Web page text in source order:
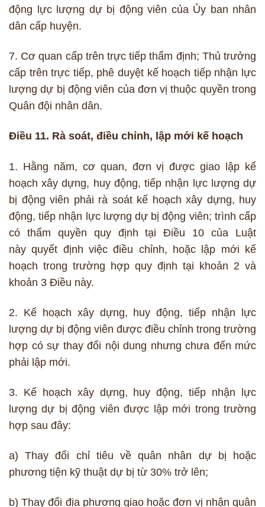
động lực lượng dự bị động viên của Ủy ban nhân
dân cấp huyện.
7. Cơ quan cấp trên trực tiếp thẩm định; Thủ trưởng
cấp trên trực tiếp, phê duyệt kế hoạch tiếp nhận lực
lượng dự bị động viên của đơn vị thuộc quyền trong
Quân đội nhân dân.
Điều 11. Rà soát, điều chỉnh, lập mới kế hoạch
1. Hằng năm, cơ quan, đơn vị được giao lập kế
hoạch xây dựng, huy động, tiếp nhận lực lượng dự
bị động viên phải rà soát kế hoạch xây dựng, huy
động, tiếp nhận lực lượng dự bị động viên; trình cấp
có thẩm quyền quy định tại Điều 10 của Luật
này quyết định việc điều chỉnh, hoặc lập mới kế
hoạch trong trường hợp quy định tại khoản 2 và
khoản 3 Điều này.
2. Kế hoạch xây dựng, huy động, tiếp nhận lực
lượng dự bị động viên được điều chỉnh trong trường
hợp có sự thay đổi nội dung nhưng chưa đến mức
phải lập mới.
3. Kế hoạch xây dựng, huy động, tiếp nhận lực
lượng dự bị động viên được lập mới trong trường
hợp sau đây:
a) Thay đổi chỉ tiêu về quân nhân dự bị hoặc
phương tiện kỹ thuật dự bị từ 30% trở lên;
b) Thay đổi địa phương giao hoặc đơn vị nhận quân